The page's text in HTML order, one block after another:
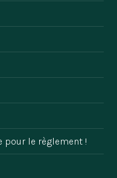
pour le règlement !